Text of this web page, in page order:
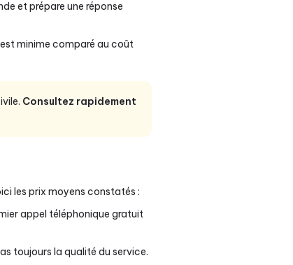
et prépare une réponse
minime comparé au coût
Consultez rapidement
les prix moyens constatés :
appel téléphonique gratuit
toujours la qualité du service.